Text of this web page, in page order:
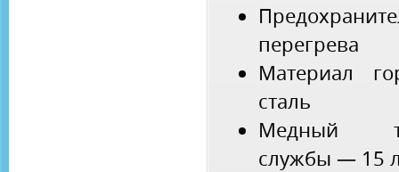
перегрева
Материал
сталь
Медный
службы — 15